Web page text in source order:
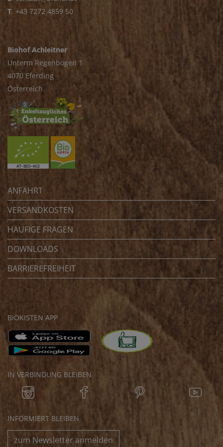
T. +43 7272 4859 50
Biohof Achleitner
Unterm Regenbogen 1
4070 Eferding
Österreich
ANFAHRT
VERSANDKOSTEN
HÄUFIGE FRAGEN
DOWNLOADS
BARRIEREFREIHEIT
BIOKISTEN APP
IN VERBINDUNG BLEIBEN
INFORMIERT BLEIBEN
zum Newsletter anmelden